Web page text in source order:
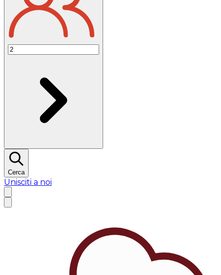
Cerca
Unisciti a noi